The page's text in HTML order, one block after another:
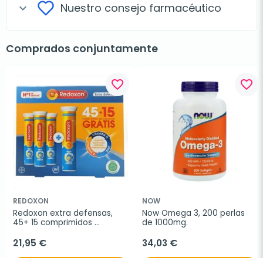
expand_more Nuestro consejo farmacéutico
Comprados conjuntamente
favorite_border
REDOXON
Redoxon extra defensas,
45+ 15 comprimidos
21,95 €
favorite_border
NOW
Now Omega 3, 200 perlas
de 1000mg.
34,03 €